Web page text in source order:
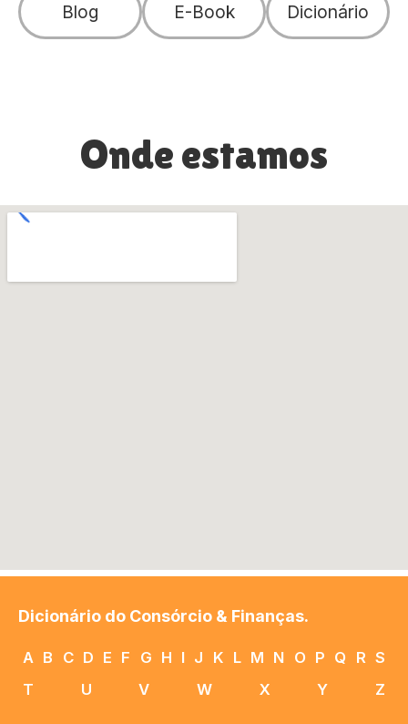
Blog E-Book Dicionário
Onde estamos
Dicionário do Consórcio & Finanças.
A B C D E F G H I J K L M N O P Q R S
T
U V W X Y Z